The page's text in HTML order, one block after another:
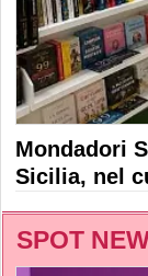
Mondadori
Sicilia, nel
SPOT